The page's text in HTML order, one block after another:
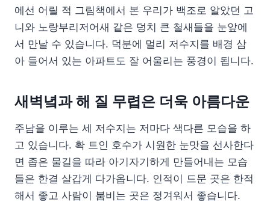
에선 어릴 적 그림책에서 본 우리가 백조로 알았던 고
니와 노랑부리저어새 같은 덩치 큰 철새들을 눈앞에
서 만날 수 있습니다. 덕분에 멀리 저수지를 배경 삼
아 들어서 있는 아파트도 잘 어울리는 풍경이 됩니다.
새벽녘과 해 질 무렵은 더욱 아름다운
주남을 이루는 세 저수지는 저마다 색다른 모습을 하
고 있습니다. 확 트인 호수가 시원한 눈맛을 선사한다
면 좁은 물길을 따라 아기자기하게 만들어내는 모습
들은 한결 살갑게 다가옵니다. 인적이 드문 곳은 한적
해서 좋고 사람이 붐비는 곳은 정겨워서 좋습니다.